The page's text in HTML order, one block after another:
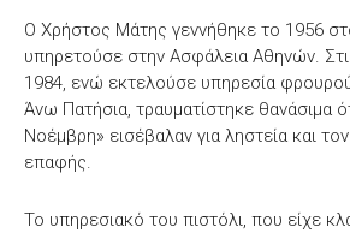
Ο Χρήστος Μάτης γεννήθηκε το 1956
υπηρετούσε στην Ασφάλεια Αθηνών.
1984, ενώ εκτελούσε υπηρεσία
Άνω Πατήσια, τραυματίστηκε θανάσιμα
Νοέμβρη» εισέβαλαν για ληστεία και
επαφής.
Το υπηρεσιακό του πιστόλι, που είχε